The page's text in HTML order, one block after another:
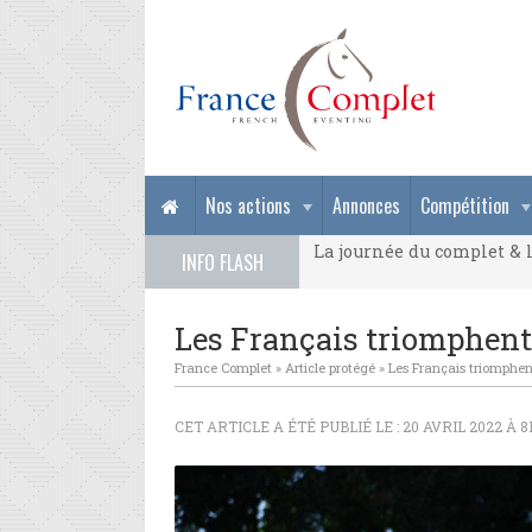
Nos actions Annonces Compétition
INFO FLASH
La journée du complet
La journée du complet
Les Français
France Complet » Article protégé » Les Français
CET ARTICLE A ÉTÉ PUBLIÉ LE : 20 AVRIL 2022 À